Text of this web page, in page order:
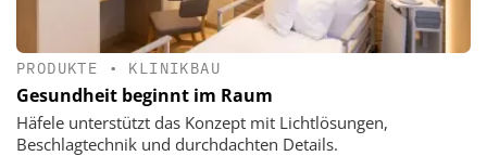
PRODUKTE • KLINIKBAU
Gesundheit beginnt im Raum
Häfele unterstützt das Konzept mit Lichtlösungen,
Beschlagtechnik und durchdachten Details.